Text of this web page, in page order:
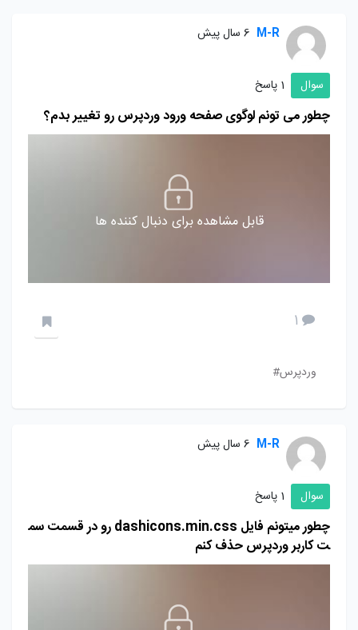
M-R 6 سال پیش
سوال 1 پاسخ
چطور می تونم لوگوی صفحه ورود وردپرس رو تغییر بدم؟
قابل مشاهده برای دنبال کننده ها
1
وردپرس#
M-R 6 سال پیش
سوال 1 پاسخ
چطور میتونم فایل dashicons.min.css رو در قسمت سم
ت کاربر وردپرس حذف کنم